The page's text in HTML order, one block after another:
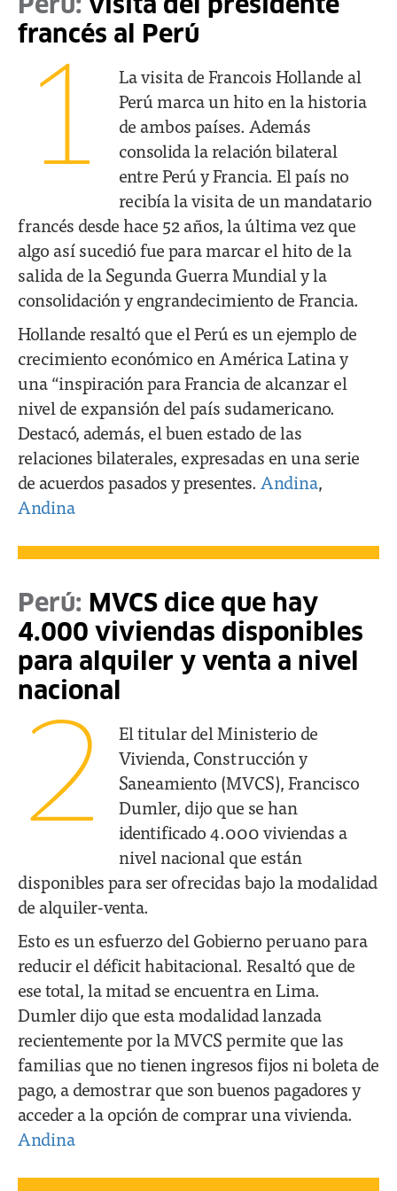
Perú: visita del presidente
francés al Perú
1
La visita de Francois Hollande al
Perú marca un hito en la historia
de ambos países. Además
consolida la relación bilateral
entre Perú y Francia. El país no
recibía la visita de un mandatario
francés desde hace 52 años, la última vez que
algo así sucedió fue para marcar el hito de la
salida de la Segunda Guerra Mundial y la
consolidación y engrandecimiento de Francia.
Hollande resaltó que el Perú es un ejemplo de
crecimiento económico en América Latina y
una “inspiración para Francia de alcanzar el
nivel de expansión del país sudamericano.
Destacó, además, el buen estado de las
relaciones bilaterales, expresadas en una serie
de acuerdos pasados y presentes. Andina,
Andina
Perú: MVCS dice que hay
4.000 viviendas disponibles
para alquiler y venta a nivel
nacional
2
El titular del Ministerio de
Vivienda, Construcción y
Saneamiento (MVCS), Francisco
Dumler, dijo que se han
identificado 4.000 viviendas a
nivel nacional que están
disponibles para ser ofrecidas bajo la modalidad
de alquiler-venta.
Esto es un esfuerzo del Gobierno peruano para
reducir el déficit habitacional. Resaltó que de
ese total, la mitad se encuentra en Lima.
Dumler dijo que esta modalidad lanzada
recientemente por la MVCS permite que las
familias que no tienen ingresos fijos ni boleta de
pago, a demostrar que son buenos pagadores y
acceder a la opción de comprar una vivienda.
Andina